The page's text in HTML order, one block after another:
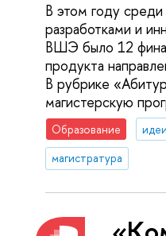
В этом году
разработками и
ВШЭ было 12
продукта
В рубрике
магистерскую
Образование
магистратура